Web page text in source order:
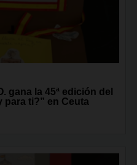
gana la 45ª edición del
para ti?” en Ceuta